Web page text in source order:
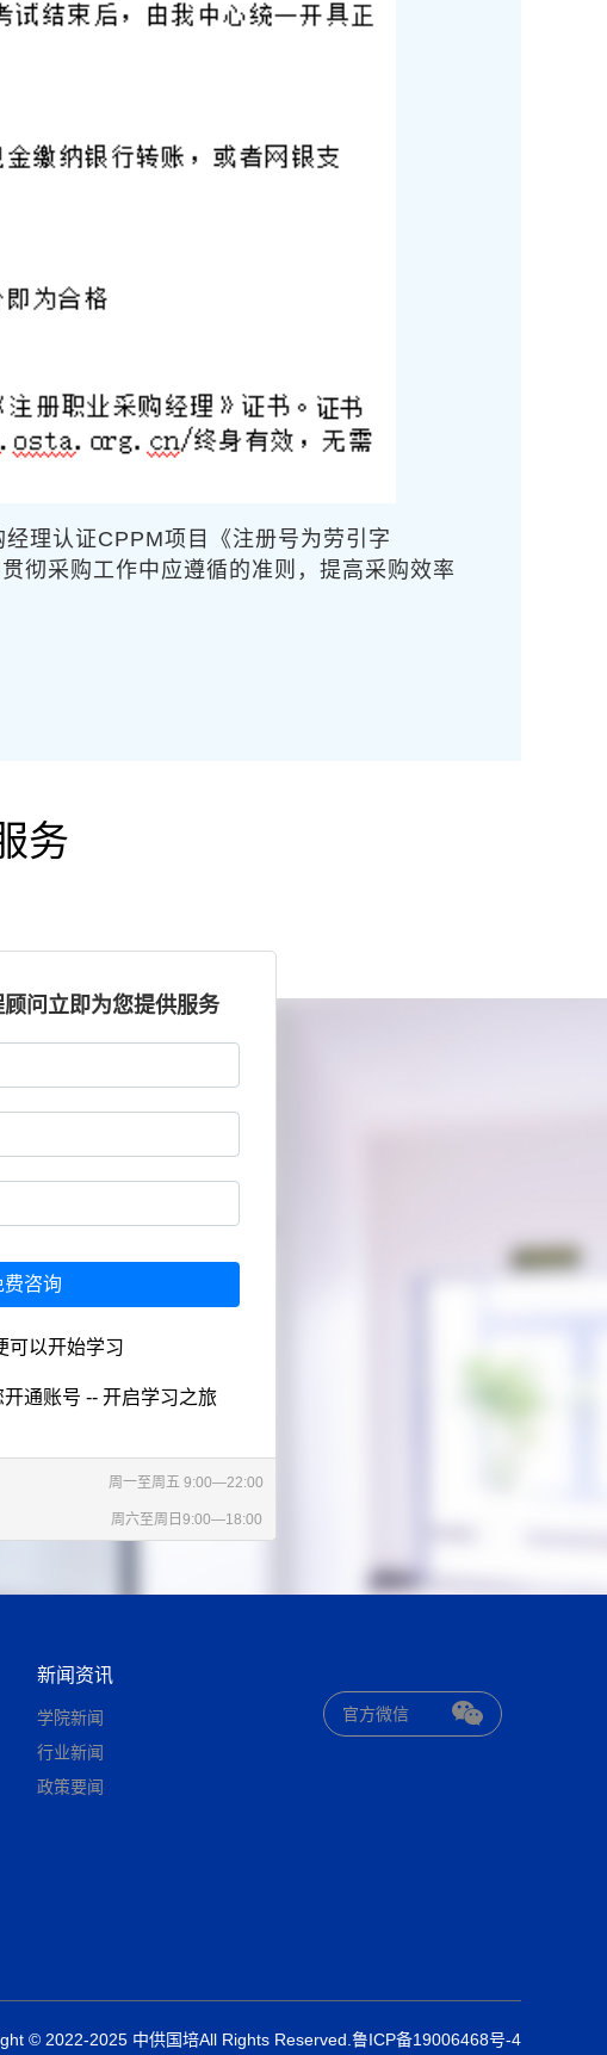
理认证CPPM项目《注册号为劳引字
彻采购工作中应遵循的准则，提高采购效率
务
问立即为您提供服务
费咨询
可以开始学习
通账号 -- 开启学习之旅
周一至周五 9:00—22:00
周六至周日9:00—18:00
新闻资讯
学院新闻
行业新闻
政策要闻
官方微信
© 2022-2025 中供国培All Rights Reserved.鲁ICP备19006468号-4